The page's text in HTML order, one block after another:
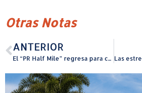
Otras Notas
ANTERIOR
El “PR Half Mile” regresa para celebrar su 15 aniversario